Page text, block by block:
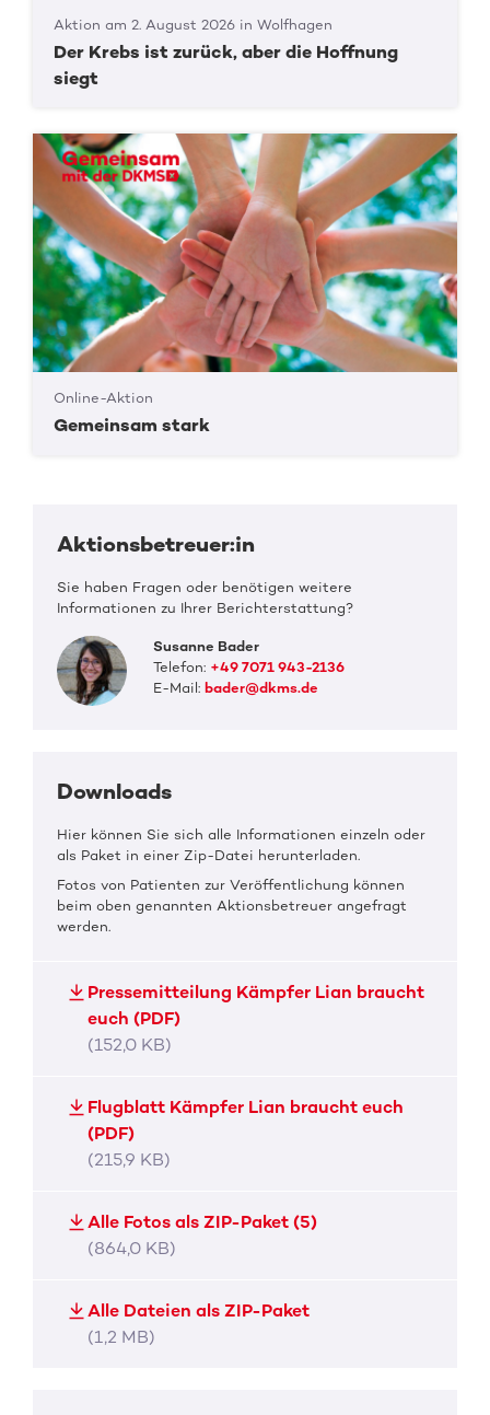
Aktion am 2. August 2026 in Wolfhagen
Der Krebs ist zurück, aber die Hoffnung
siegt
Online-Aktion
Gemeinsam stark
Aktionsbetreuer:in
Sie haben Fragen oder benötigen weitere
Informationen zu Ihrer Berichterstattung?
Susanne Bader
Telefon: +49 7071 943-2136
E-Mail: bader@dkms.de
Downloads
Hier können Sie sich alle Informationen einzeln oder
als Paket in einer Zip-Datei herunterladen.
Fotos von Patienten zur Veröffentlichung können
beim oben genannten Aktionsbetreuer angefragt
werden.
Pressemitteilung Kämpfer Lian braucht
euch (PDF)
(152,0 KB)
Flugblatt Kämpfer Lian braucht euch
(PDF)
(215,9 KB)
Alle Fotos als ZIP-Paket (5)
(864,0 KB)
Alle Dateien als ZIP-Paket
(1,2 MB)